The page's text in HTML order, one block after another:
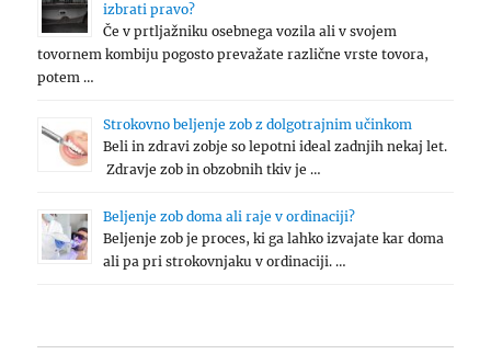
izbrati pravo?
Če v prtljažniku osebnega vozila ali v svojem
tovornem kombiju pogosto prevažate različne vrste tovora,
potem …
Strokovno beljenje zob z dolgotrajnim učinkom
Beli in zdravi zobje so lepotni ideal zadnjih nekaj let.
Zdravje zob in obzobnih tkiv je …
Beljenje zob doma ali raje v ordinaciji?
Beljenje zob je proces, ki ga lahko izvajate kar doma
ali pa pri strokovnjaku v ordinaciji. …